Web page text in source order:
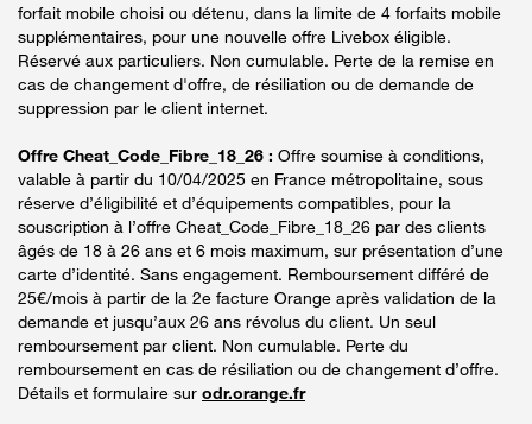
forfait mobile choisi ou détenu, dans la limite de 4 forfaits mobile
supplémentaires, pour une nouvelle offre Livebox éligible.
Réservé aux particuliers. Non cumulable. Perte de la remise en
cas de changement d'offre, de résiliation ou de demande de
suppression par le client internet.
Offre Cheat_Code_Fibre_18_26 : Offre soumise à conditions,
valable à partir du 10/04/2025 en France métropolitaine, sous
réserve d’éligibilité et d’équipements compatibles, pour la
souscription à l’offre Cheat_Code_Fibre_18_26 par des clients
âgés de 18 à 26 ans et 6 mois maximum, sur présentation d’une
carte d’identité. Sans engagement. Remboursement différé de
25€/mois à partir de la 2e facture Orange après validation de la
demande et jusqu’aux 26 ans révolus du client. Un seul
remboursement par client. Non cumulable. Perte du
remboursement en cas de résiliation ou de changement d’offre.
Détails et formulaire sur odr.orange.fr